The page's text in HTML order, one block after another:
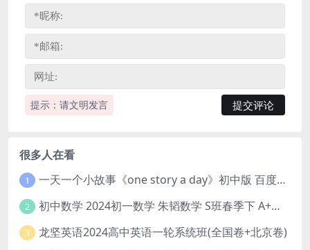
提示：请文明发言
很多人在看
1 一天一个小故事《one story a day》初中版 百度网盘分享下载
2 初中数学 2024初一数学 朱韬数学 S班春季下 A+班春季下 百度云网盘
3 龙坚英语2024高中英语一轮系统班(全国卷+北京卷)